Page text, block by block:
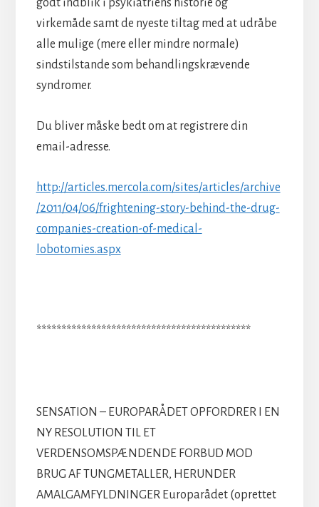
godt indblik i psykiatriens historie og
virkemåde samt de nyeste tiltag med at udråbe
alle mulige (mere eller mindre normale)
sindstilstande som behandlingskrævende
syndromer.
Du bliver måske bedt om at registrere din
email-adresse.
http://articles.mercola.com/sites/articles/archive
/2011/04/06/frightening-story-behind-the-drug-
companies-creation-of-medical-
lobotomies.aspx
*******************************************
SENSATION – EUROPARÅDET OPFORDRER I EN
NY RESOLUTION TIL ET
VERDENSOMSPÆNDENDE FORBUD MOD
BRUG AF TUNGMETALLER, HERUNDER
AMALGAMFYLDNINGER Europarådet (oprettet